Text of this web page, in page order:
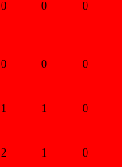
0 0 0
0 0 0
1 1
0
2 1 0